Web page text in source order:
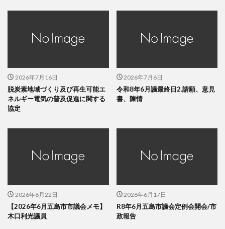
2026年7月16日
脱炭素地域づくり及び再生可能エ
ネルギー電気の普及促進に関する
協定
2026年7月6日
令和8年6月議最終日2.請願、意見
書、陳情
2026年6月22日
【2026年6月五島市市議会メモ】
木口利光議員
2026年6月17日
R8年6月五島市議会定例会開会/市
政報告